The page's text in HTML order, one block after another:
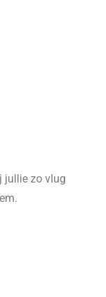
jullie zo vlug